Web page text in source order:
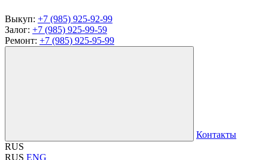
Выкуп: +7 (985) 925-92-99
Залог: +7 (985) 925-99-59
Ремонт: +7 (985) 925-95-99
Контакты
RUS
RUS ENG